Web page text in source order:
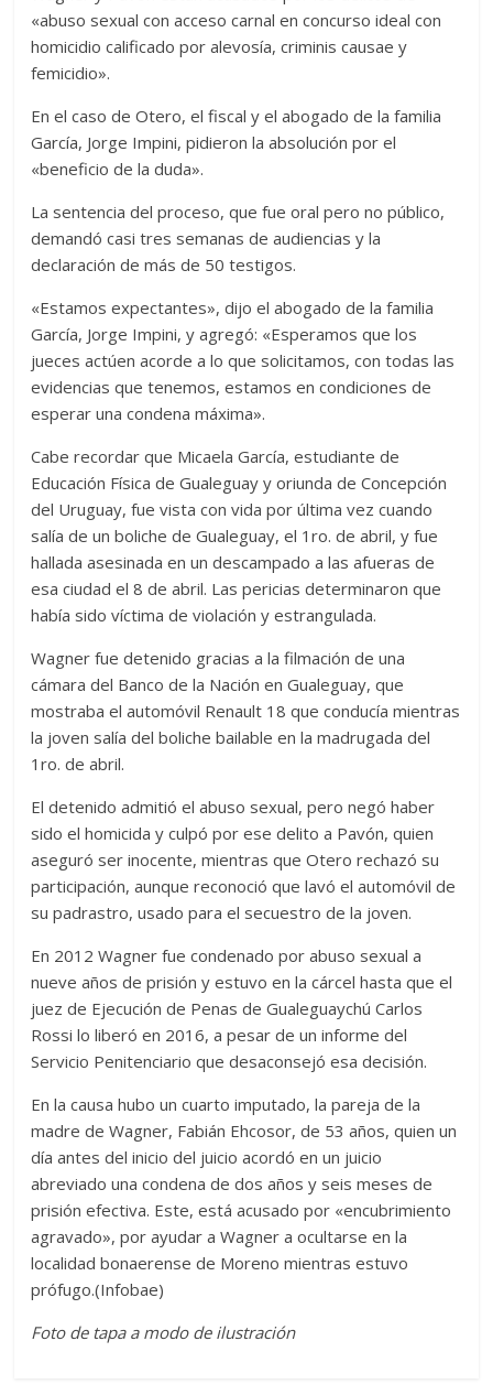
«abuso sexual con acceso carnal en concurso ideal con
homicidio calificado por alevosía, criminis causae y
femicidio».
En el caso de Otero, el fiscal y el abogado de la familia
García, Jorge Impini, pidieron la absolución por el
«beneficio de la duda».
La sentencia del proceso, que fue oral pero no público,
demandó casi tres semanas de audiencias y la
declaración de más de 50 testigos.
«Estamos expectantes», dijo el abogado de la familia
García, Jorge Impini, y agregó: «Esperamos que los
jueces actúen acorde a lo que solicitamos, con todas las
evidencias que tenemos, estamos en condiciones de
esperar una condena máxima».
Cabe recordar que Micaela García, estudiante de
Educación Física de Gualeguay y oriunda de Concepción
del Uruguay, fue vista con vida por última vez cuando
salía de un boliche de Gualeguay, el 1ro. de abril, y fue
hallada asesinada en un descampado a las afueras de
esa ciudad el 8 de abril. Las pericias determinaron que
había sido víctima de violación y estrangulada.
Wagner fue detenido gracias a la filmación de una
cámara del Banco de la Nación en Gualeguay, que
mostraba el automóvil Renault 18 que conducía mientras
la joven salía del boliche bailable en la madrugada del
1ro. de abril.
El detenido admitió el abuso sexual, pero negó haber
sido el homicida y culpó por ese delito a Pavón, quien
aseguró ser inocente, mientras que Otero rechazó su
participación, aunque reconoció que lavó el automóvil de
su padrastro, usado para el secuestro de la joven.
En 2012 Wagner fue condenado por abuso sexual a
nueve años de prisión y estuvo en la cárcel hasta que el
juez de Ejecución de Penas de Gualeguaychú Carlos
Rossi lo liberó en 2016, a pesar de un informe del
Servicio Penitenciario que desaconsejó esa decisión.
En la causa hubo un cuarto imputado, la pareja de la
madre de Wagner, Fabián Ehcosor, de 53 años, quien un
día antes del inicio del juicio acordó en un juicio
abreviado una condena de dos años y seis meses de
prisión efectiva. Este, está acusado por «encubrimiento
agravado», por ayudar a Wagner a ocultarse en la
localidad bonaerense de Moreno mientras estuvo
prófugo.(Infobae)
Foto de tapa a modo de ilustración